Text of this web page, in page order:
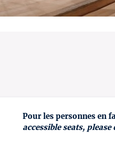
Pour les personnes en
accessible seats,